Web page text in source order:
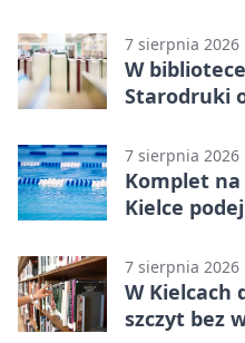
7 sierpnia 2026
W
Starodruki
7 sierpnia 2026
Komplet na
Kielce
7 sierpnia 2026
W Kielcach
szczyt bez